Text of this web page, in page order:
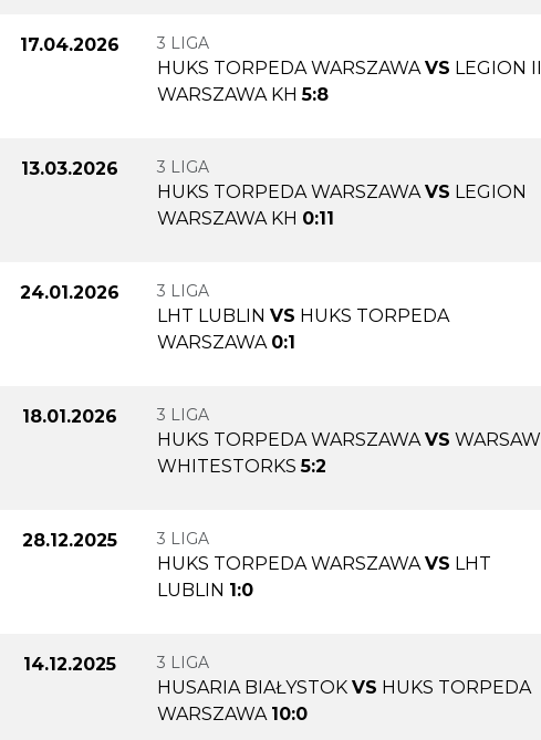
17.04.2026 3 LIGA
HUKS TORPEDA WARSZAWA VS LEGION II
WARSZAWA KH5:8
13.03.2026 3 LIGA
HUKS TORPEDA WARSZAWA VS LEGION
WARSZAWA KH 0:11
24.01.2026 3 LIGA
LHT LUBLIN VS HUKS TORPEDA
WARSZAWA 0:1
18.01.2026 3 LIGA
HUKS TORPEDA WARSZAWA VS WARSAW
WHITESTORKS 5:2
28.12.2025 3 LIGA
HUKS TORPEDA WARSZAWA VS LHT
LUBLIN 1:0
14.12.2025 3 LIGA
HUSARIA BIAŁYSTOK VS HUKS TORPEDA
WARSZAWA 10:0